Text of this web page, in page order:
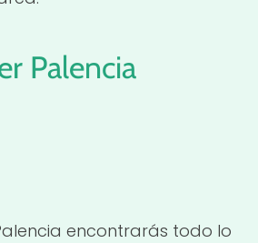
Palencia
encontrarás todo lo